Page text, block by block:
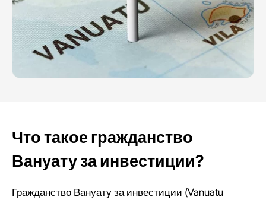
Что такое гражданство
Вануату за инвестиции?
Гражданство Вануату за инвестиции (Vanuatu